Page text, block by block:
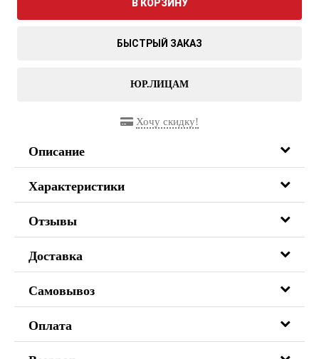
В КОРЗИНУ
БЫСТРЫЙ ЗАКАЗ
ЮР.ЛИЦАМ
Хочу скидку!
Описание
Характеристики
Отзывы
Доставка
Самовывоз
Оплата